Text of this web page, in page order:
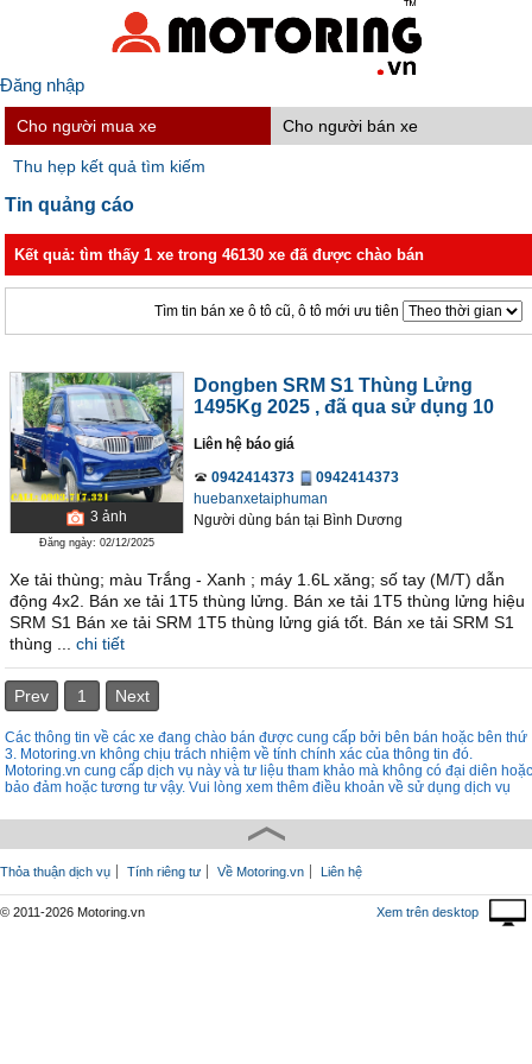
Đăng nhập
Cho người mua xe Cho người bán xe
Thu hẹp kết quả tìm kiếm
Tin quảng cáo
Kết quả: tìm thấy 1 xe trong 46130 xe đã được chào bán
Tìm tin bán xe ô tô cũ, ô tô mới ưu tiên
3 ảnh
Đăng ngày: 02/12/2025
Dongben SRM S1 Thùng Lửng
1495Kg 2025 , đã qua sử dụng 10
Liên hệ báo giá
0942414373
0942414373
huebanxetaiphuman
Người dùng bán tại Bình Dương
Xe tải thùng; màu Trắng - Xanh ; máy 1.6L xăng; số tay (M/T) dẫn
động 4x2. Bán xe tải 1T5 thùng lửng. Bán xe tải 1T5 thùng lửng hiệu
SRM S1 Bán xe tải SRM 1T5 thùng lửng giá tốt. Bán xe tải SRM S1
thùng ...
chi tiết
Prev 1 Next
Các thông tin về các xe đang chào bán được cung cấp bởi bên bán hoặc bên thứ
3. Motoring.vn không chịu trách nhiệm về tính chính xác của thông tin đó.
Motoring.vn cung cấp dịch vụ này và tư liệu tham khảo mà không có đại diên hoặc
bảo đảm hoặc tương tư vậy. Vui lòng xem thêm điều khoản về sử dụng dịch vụ
Thỏa thuận dịch vụ Tính riêng tư Về Motoring.vn Liên hệ
© 2011-2026 Motoring.vn Xem trên desktop